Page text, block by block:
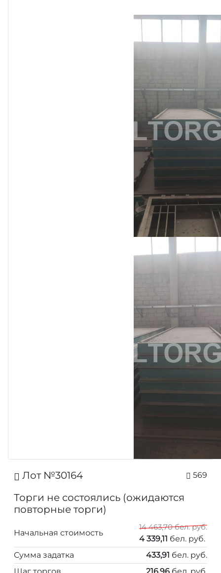
Лот №30164 569
Торги не состоялись (ожидаются
повторные торги)
Начальная стоимость
14 463,70 бел. руб.
4 339,11 бел. руб.
Сумма задатка
433,91 бел. руб.
Шаг торгов
216,96 бел. руб.